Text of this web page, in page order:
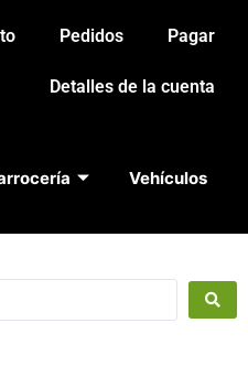
Pedidos Pagar
Detalles de la cuenta
Vehículos